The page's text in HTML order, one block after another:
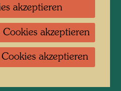
Wunderlich
Wunderlich
akzeptieren
Cookies akzeptieren
akzeptieren